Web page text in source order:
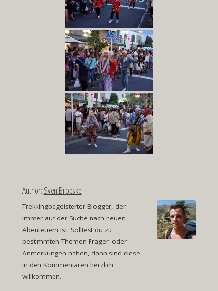
Author: Sven Broeske
Trekkingbegeisterter Blogger, der
immer auf der Suche nach neuen
Abenteuern ist. Solltest du zu
bestimmten Themen Fragen oder
Anmerkungen haben, dann sind diese
in den Kommentaren herzlich
willkommen.